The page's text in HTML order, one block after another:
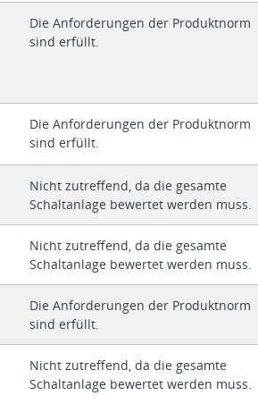
Die Anforderungen der Produktnorm
sind erfüllt.
Die Anforderungen der Produktnorm
sind erfüllt.
Nicht zutreffend, da die gesamte
Schaltanlage bewertet werden muss.
Nicht zutreffend, da die gesamte
Schaltanlage bewertet werden muss.
Die Anforderungen der Produktnorm
sind erfüllt.
Nicht zutreffend, da die gesamte
Schaltanlage bewertet werden muss.